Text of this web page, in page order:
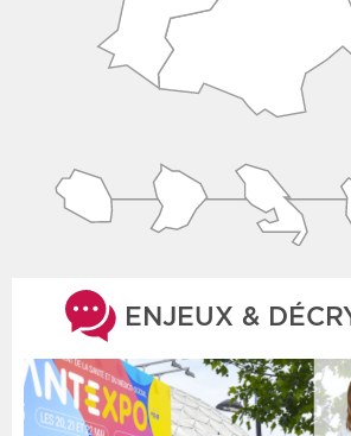
ENJEUX &